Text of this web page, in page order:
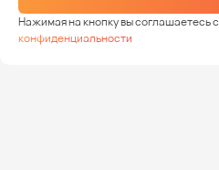
Нажимая на кнопку вы соглашаетесь с
конфиденциальности